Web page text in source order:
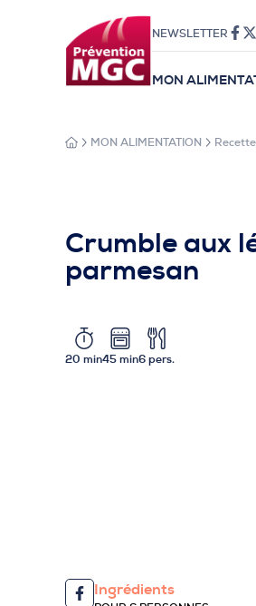
NEWSLETTER
MON
MON ALIMENTATION
Crumble aux
parmesan
20 min45 min6 pers.
Ingrédients